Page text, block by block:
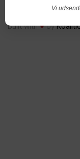
© Copyright DABGO
Built with♥by
Vi